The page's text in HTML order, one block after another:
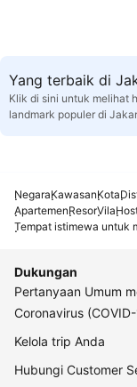
Yang terbaik di
Klik di sini untuk melihat
landmark populer di
NegaraKawasanKota
ApartemenResorVila
Tempat istimewa untuk
Dukungan
Pertanyaan Umum
Coronavirus
Kelola trip Anda
Hubungi Customer